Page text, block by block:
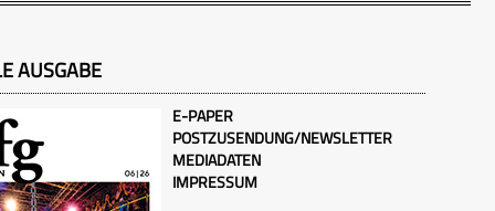
AUSGABE
E-PAPER
POSTZUSENDUNG/NEWSLETTER
MEDIADATEN
IMPRESSUM